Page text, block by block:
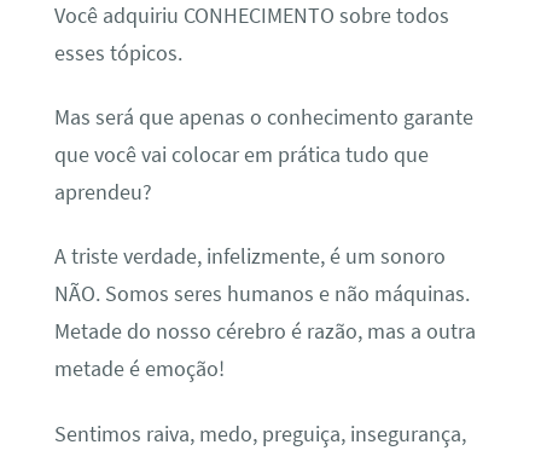
Você adquiriu CONHECIMENTO sobre todos
esses tópicos.
Mas será que apenas o conhecimento garante
que você vai colocar em prática tudo que
aprendeu?
A triste verdade, infelizmente, é um sonoro
NÃO. Somos seres humanos e não máquinas.
Metade do nosso cérebro é razão, mas a outra
metade é emoção!
Sentimos raiva, medo, preguiça, insegurança,